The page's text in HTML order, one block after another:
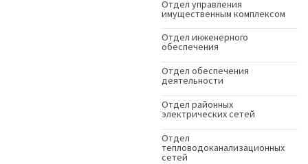
Отдел управления
имущественным комплексом
Отдел инженерного
обеспечения
Отдел обеспечения
деятельности
Отдел районных
электрических сетей
Отдел
тепловодоканализационных
сетей